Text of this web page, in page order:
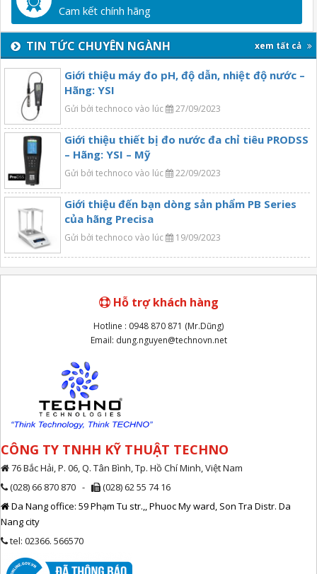
Cam kết chính hãng
TIN TỨC CHUYÊN NGÀNH xem tất cả
Giới thiệu máy đo pH, độ dẫn, nhiệt độ nước –
Hãng: YSI
Gửi bởi technoco vào lúc 27/09/2023
Giới thiệu thiết bị đo nước đa chỉ tiêu PRODSS
– Hãng: YSI – Mỹ
Gửi bởi technoco vào lúc 22/09/2023
Giới thiệu đến bạn dòng sản phẩm PB Series
của hãng Precisa
Gửi bởi technoco vào lúc 19/09/2023
Hỗ trợ khách hàng
Hotline : 0948 870 871 (Mr.Dũng)
Email: dung.nguyen@technovn.net
CÔNG TY TNHH KỸ THUẬT TECHNO
76 Bắc Hải, P. 06, Q. Tân Bình, Tp. Hồ Chí Minh, Việt Nam
(028) 66 870 870 -
(028) 62 55 74 16
Da Nang office: 59 Phạm Tu str.,, Phuoc My ward, Son Tra Distr. Da
Nang city
tel: 02366. 566570